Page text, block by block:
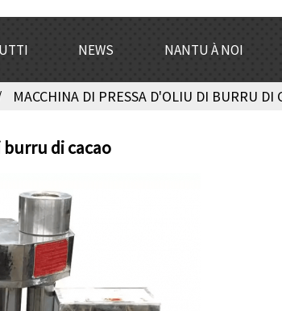
NEWS NANTU À NOI
MACCHINA DI PRESSA D'OLIU DI BURRU DI
burru di cacao